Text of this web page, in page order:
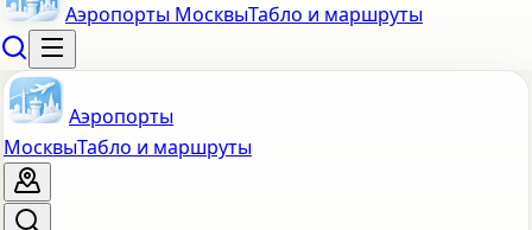
Аэропорты МосквыТабло и маршруты
Аэропорты
МосквыТабло и маршруты